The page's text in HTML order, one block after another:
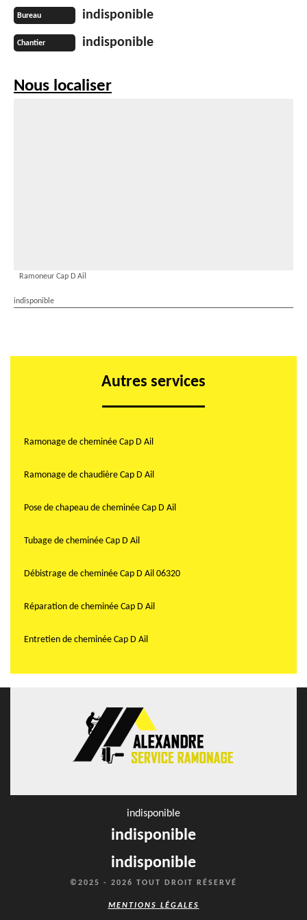
Bureau indisponible
Chantier indisponible
Nous localiser
Ramoneur Cap D Ail
indisponible
Autres services
Ramonage de cheminée Cap D Ail
Ramonage de chaudière Cap D Ail
Pose de chapeau de cheminée Cap D Ail
Tubage de cheminée Cap D Ail
Débistrage de cheminée Cap D Ail 06320
Réparation de cheminée Cap D Ail
Entretien de cheminée Cap D Ail
indisponible
indisponible
indisponible
©2025 - 2026 TOUT DROIT RÉSERVÉ
MENTIONS LÉGALES